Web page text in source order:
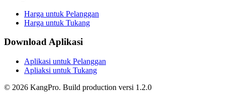
Harga untuk Pelanggan
Harga untuk Tukang
Download Aplikasi
Aplikasi untuk Pelanggan
Apliaksi untuk Tukang
© 2026 KangPro. Build production versi 1.2.0